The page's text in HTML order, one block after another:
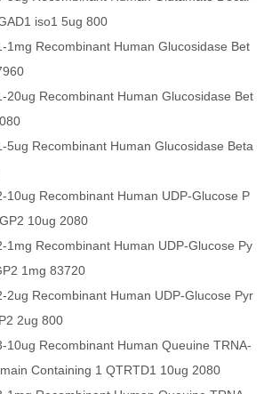
iso1 5ug 800
1mg Recombinant Human Glucosidase Bet
20ug Recombinant Human Glucosidase Bet
5ug Recombinant Human Glucosidase Beta
10ug Recombinant Human UDP-Glucose P
10ug 2080
1mg Recombinant Human UDP-Glucose Py
1mg 83720
2ug Recombinant Human UDP-Glucose Pyr
2ug 800
10ug Recombinant Human Queuine TRNA-
Containing 1 QTRTD1 10ug 2080